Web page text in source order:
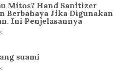
Mitos? Hand Sanitizer
Berbahaya Jika Digunakan
Ini Penjelasannya
suami